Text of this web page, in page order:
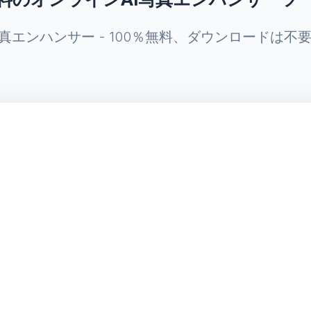
エンハンサー - 100％無料、ダウンロードは不